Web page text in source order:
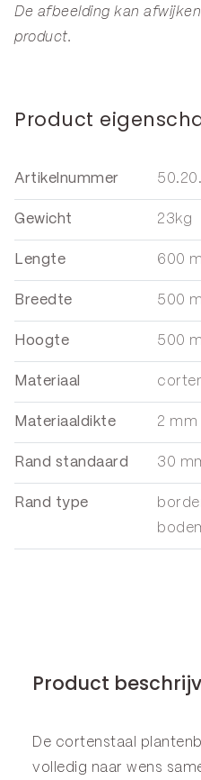
De afbeelding kan
product.
Product
Artikelnummer
Gewicht 23kg
Lengte 600
Breedte 500
Hoogte 500
Materiaal
Materiaaldikte 2 mm
Rand standaard 30
Rand type
Product
De cortenstaal
volledig naar wens